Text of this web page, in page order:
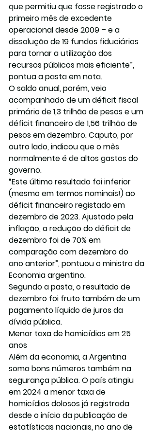
que permitiu que fosse registrado o
primeiro mês de excedente
operacional desde 2009 – e a
dissolução de 19 fundos fiduciários
para tornar a utilização dos
recursos públicos mais eficiente”,
pontua a pasta em nota.
O saldo anual, porém, veio
acompanhado de um déficit fiscal
primário de 1,3 trilhão de pesos e um
déficit financeiro de 1,56 trilhão de
pesos em dezembro. Caputo, por
outro lado, indicou que o mês
normalmente é de altos gastos do
governo.
“Este último resultado foi inferior
(mesmo em termos nominais!) ao
déficit financeiro registado em
dezembro de 2023. Ajustado pela
inflação, a redução do déficit de
dezembro foi de 70% em
comparação com dezembro do
ano anterior”, pontuou o ministro da
Economia argentino.
Segundo a pasta, o resultado de
dezembro foi fruto também de um
pagamento líquido de juros da
dívida pública.
Menor taxa de homicídios em 25
anos
Além da economia, a Argentina
soma bons números também na
segurança pública. O país atingiu
em 2024 a menor taxa de
homicídios dolosos já registrada
desde o início da publicação de
estatísticas nacionais, no ano de